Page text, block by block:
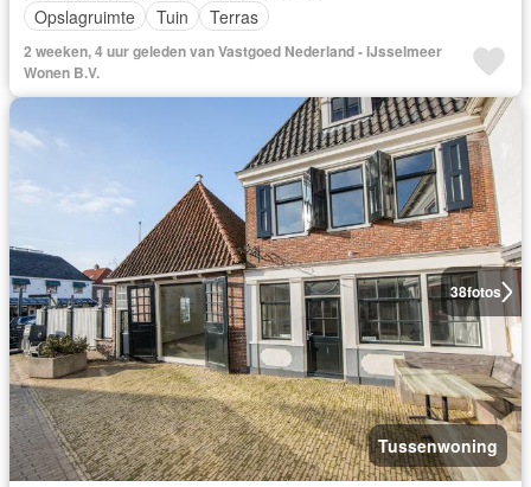
Opslagruimte
Tuin Terras
2 weeken, 4 uur geleden van Vastgoed Nederland - IJsselmeer
Wonen B.V.
38fotos
Tussenwoning